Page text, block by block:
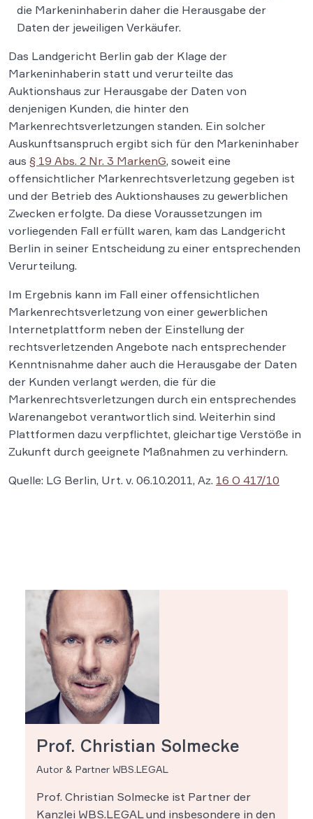
die Markeninhaberin daher die Herausgabe der
Daten der jeweiligen Verkäufer.
Das Landgericht Berlin gab der Klage der
Markeninhaberin statt und verurteilte das
Auktionshaus zur Herausgabe der Daten von
denjenigen Kunden, die hinter den
Markenrechtsverletzungen standen. Ein solcher
Auskunftsanspruch ergibt sich für den Markeninhaber
aus § 19 Abs. 2 Nr. 3 MarkenG, soweit eine
offensichtlicher Markenrechtsverletzung gegeben ist
und der Betrieb des Auktionshauses zu gewerblichen
Zwecken erfolgte. Da diese Voraussetzungen im
vorliegenden Fall erfüllt waren, kam das Landgericht
Berlin in seiner Entscheidung zu einer entsprechenden
Verurteilung.
Im Ergebnis kann im Fall einer offensichtlichen
Markenrechtsverletzung von einer gewerblichen
Internetplattform neben der Einstellung der
rechtsverletzenden Angebote nach entsprechender
Kenntnisnahme daher auch die Herausgabe der Daten
der Kunden verlangt werden, die für die
Markenrechtsverletzungen durch ein entsprechendes
Warenangebot verantwortlich sind. Weiterhin sind
Plattformen dazu verpflichtet, gleichartige Verstöße in
Zukunft durch geeignete Maßnahmen zu verhindern.
Quelle: LG Berlin, Urt. v. 06.10.2011, Az. 16 O 417/10
Prof. Christian Solmecke
Autor & Partner WBS.LEGAL
Prof. Christian Solmecke ist Partner der
Kanzlei WBS.LEGAL und insbesondere in den